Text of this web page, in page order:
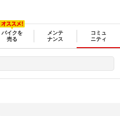
バイクを
売る
メンテ
ナンス
コミュ
ニティ